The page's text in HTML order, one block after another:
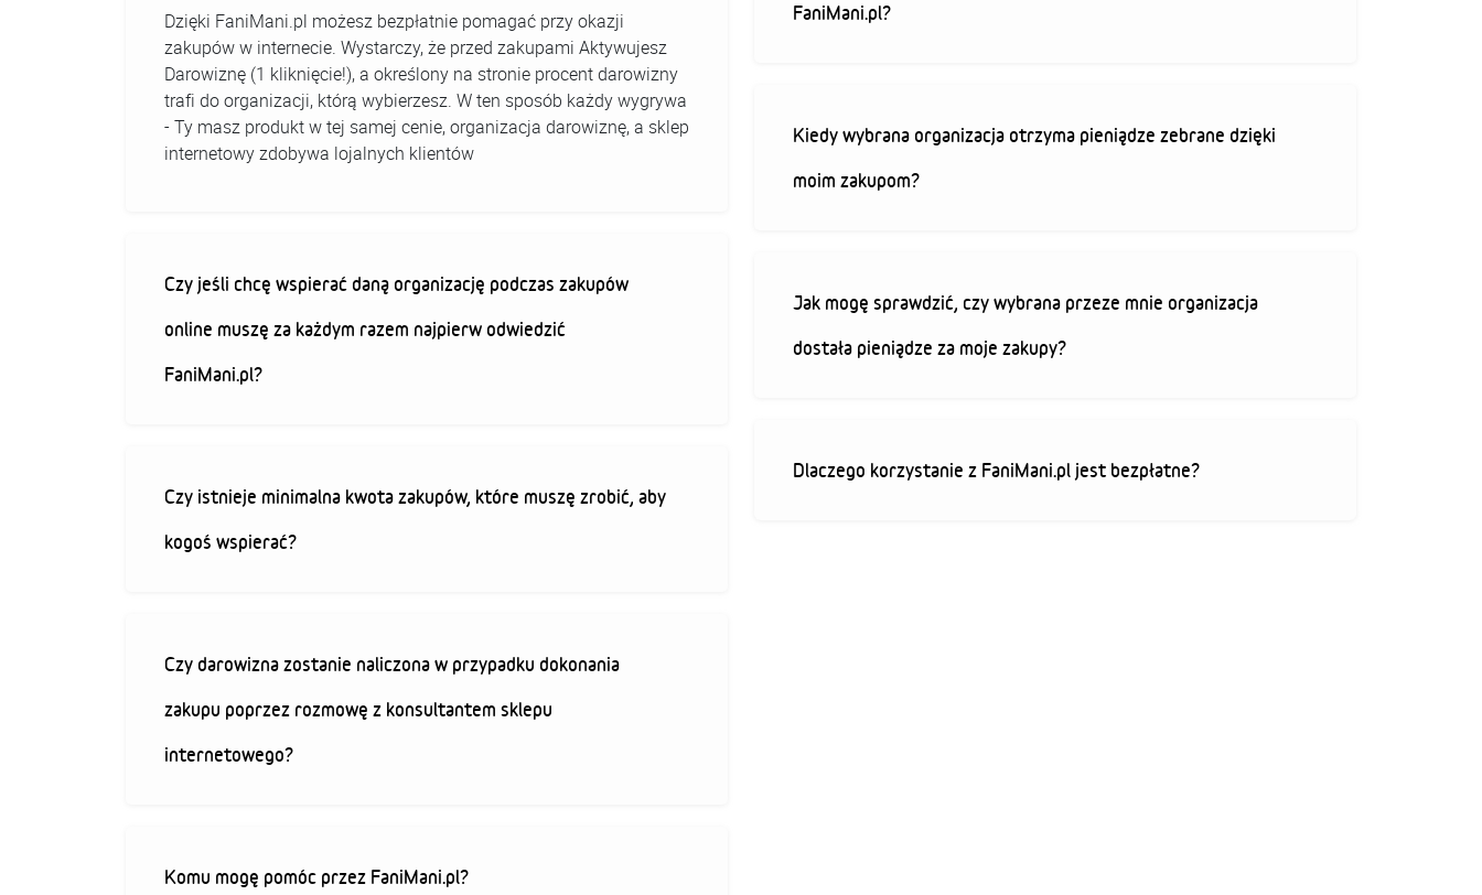
Dzięki FaniMani.pl możesz bezpłatnie pomagać przy okazji
zakupów w internecie. Wystarczy, że przed zakupami Aktywujesz
Darowiznę (1 kliknięcie!), a określony na stronie procent darowizny
trafi do organizacji, którą wybierzesz. W ten sposób każdy wygrywa
- Ty masz produkt w tej samej cenie, organizacja darowiznę, a sklep
internetowy zdobywa lojalnych klientów
Czy jeśli chcę wspierać daną organizację podczas zakupów
online muszę za każdym razem najpierw odwiedzić
FaniMani.pl?
Czy istnieje minimalna kwota zakupów, które muszę zrobić, aby
kogoś wspierać?
Czy darowizna zostanie naliczona w przypadku dokonania
zakupu poprzez rozmowę z konsultantem sklepu
internetowego?
Komu mogę pomóc przez FaniMani.pl?
FaniMani.pl?
Kiedy wybrana organizacja otrzyma pieniądze zebrane dzięki
moim zakupom?
Jak mogę sprawdzić, czy wybrana przeze mnie organizacja
dostała pieniądze za moje zakupy?
Dlaczego korzystanie z FaniMani.pl jest bezpłatne?